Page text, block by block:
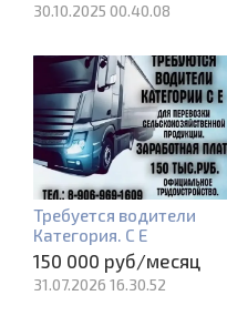
30.10.2025 00.40.08
Требуется водители
Категория. С Е
150 000 руб/месяц
31.07.2026 16.30.52